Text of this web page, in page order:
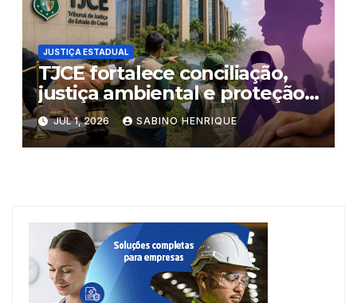
JUSTIÇA ESTADUAL
TJCE fortalece conciliação,
justiça ambiental e proteção
às mulheres
JUL 1, 2026 SABINO HENRIQUE